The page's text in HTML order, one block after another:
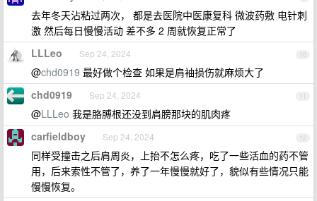
去年冬天沾粘过两次， 都是去医院中医康复科 微波药敷 电针刺
激 然后每日慢慢活动 差不多 2 周就恢复正常了
10
LLLeo Sep 24, 2024
@chd0919 最好做个检查 如果是肩袖损伤就麻烦大了
11
chd0919 Sep 24, 2024
@LLLeo 我是胳膊根还没到肩膀那块的肌肉疼
12
carfieldboy Sep 24, 2024
同样受撞击之后肩周炎，上抬不怎么疼，吃了一些活血的药不管
用，后来索性不管了，养了一年慢慢就好了，貌似有些情况只能
慢慢恢复。